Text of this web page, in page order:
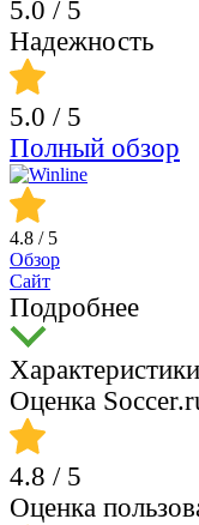
5.0 / 5
Надежность
5.0 / 5
Полный обзор
4.8 / 5
Обзор
Сайт
Подробнее
Характеристики
Оценка
4.8 / 5
Оценка